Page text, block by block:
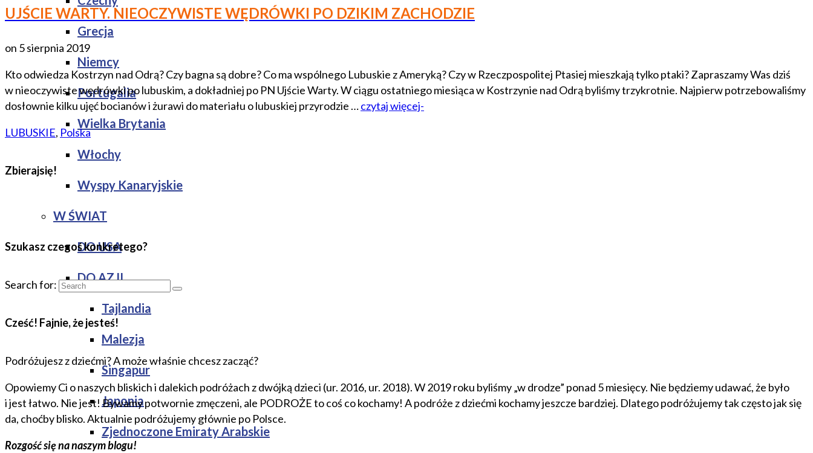
Grecja
Niemcy
Portugalia
Wielka Brytania
Włochy
Wyspy Kanaryjskie
W ŚWIAT
DO USA
DO AZJI
Tajlandia
Malezja
Singapur
Japonia
Zjednoczone Emiraty Arabskie
UJŚCIE WARTY. NIEOCZYWISTE WĘDRÓWKI PO DZIKIM ZACHODZIE
on 5 sierpnia 2019
Kto odwiedza Kostrzyn nad Odrą? Czy bagna są dobre? Co ma wspólnego Lubuskie z Ameryką? Czy w Rzeczpospolitej Ptasiej mieszkają tylko ptaki? Zapraszamy Was dziś
w nieoczywiste wędrówki po lubuskim, a dokładniej po PN Ujście Warty. W ciągu ostatniego miesiąca w Kostrzynie nad Odrą byliśmy trzykrotnie. Najpierw potrzebowaliśmy
dosłownie kilku ujęć bocianów i żurawi do materiału o lubuskiej przyrodzie …czytaj więcej-
LUBUSKIE, Polska
Zbierajsię!
Szukasz czegoś konkretego?
Search for:
Cześć! Fajnie, że jesteś!
Podróżujesz z dziećmi? A może właśnie chcesz zacząć?
Opowiemy Ci o naszych bliskich i dalekich podróżach z dwójką dzieci (ur. 2016, ur. 2018). W 2019 roku byliśmy „w drodze” ponad 5 miesięcy. Nie będziemy udawać, że było
i jest łatwo. Nie jest! Bywamy potwornie zmęczeni, ale PODROŻE to coś co kochamy! A podróże z dziećmi kochamy jeszcze bardziej. Dlatego podróżujemy tak często jak się
da, choćby blisko. Aktualnie podróżujemy głównie po Polsce.
Rozgość się na naszym blogu!